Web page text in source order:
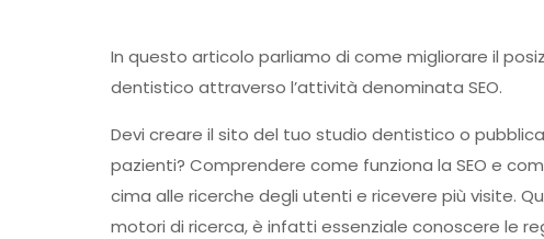
In questo articolo parliamo di come migliorare il
dentistico attraverso l’attività denominata SEO.
Devi creare il sito del tuo studio dentistico o
pazienti? Comprendere come funziona la SEO e
cima alle ricerche degli utenti e ricevere più visite.
motori di ricerca, è infatti essenziale conoscere le